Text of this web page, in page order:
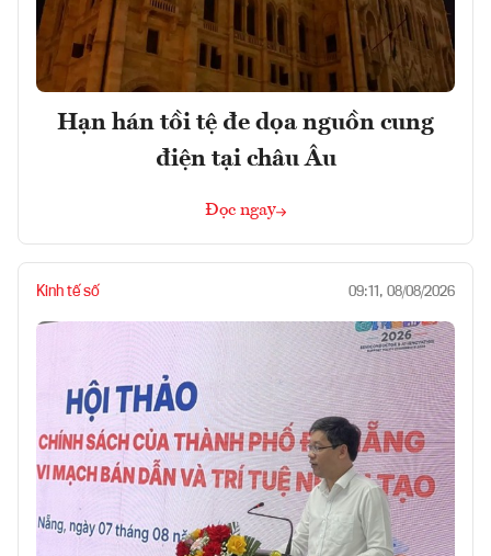
Hạn hán tồi tệ đe dọa nguồn cung
điện tại châu Âu
Đọc ngay
Kinh tế số 09:11, 08/08/2026